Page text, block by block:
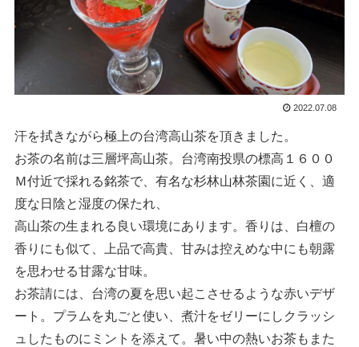
2022.07.08
汗を拭きながら極上の台湾高山茶を頂きました。
お茶の名前は三層坪高山茶。台湾南投県の標高１６００
Ｍ付近で採れる銘茶で、有名な杉林山林茶園に近く、適
度な日陰と湿度の保たれ、
高山茶の生まれる良い環境にあります。香りは、白檀の
香りにも似て、上品で高貴、甘みは控えめな中にも朝露
を思わせる甘露な甘味。
お茶請には、台湾の夏を思い起こさせるような赤いデザ
ート。プラムを丸ごと使い、煮汁をゼリーにしクラッシ
ュしたものにミントを添えて。暑い中の熱いお茶もまた